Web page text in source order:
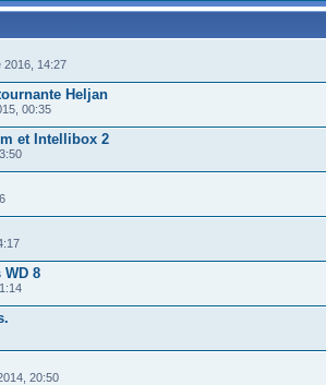
2016, 14:27
Heljan
00:35
et Intellibox 2
WD 8
20:50